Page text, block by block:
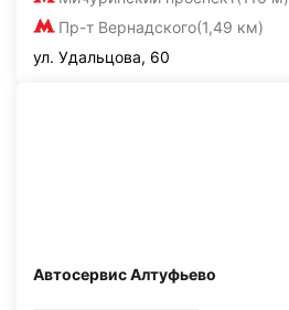
Пр-т Вернадского(1,49 км)
ул. Удальцова, 60
Автосервис Алтуфьево